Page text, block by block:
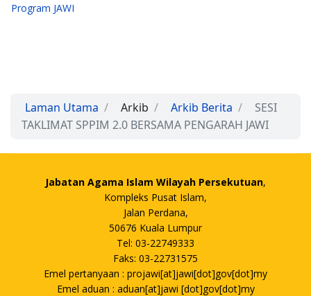
Program JAWI
Laman Utama Arkib Arkib Berita
SESI
TAKLIMAT SPPIM 2.0 BERSAMA PENGARAH JAWI
Jabatan Agama Islam Wilayah Persekutuan,
Kompleks Pusat Islam,
Jalan Perdana,
50676 Kuala Lumpur
Tel: 03-22749333
Faks: 03-22731575
Emel pertanyaan : projawi[at]jawi[dot]gov[dot]my
Emel aduan : aduan[at]jawi [dot]gov[dot]my